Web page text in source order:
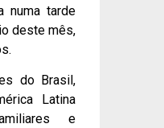
numa tarde
deste mês,
do Brasil,
Latina
e